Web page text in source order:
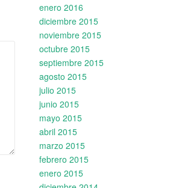
enero 2016
diciembre 2015
noviembre 2015
octubre 2015
septiembre 2015
agosto 2015
julio 2015
junio 2015
mayo 2015
abril 2015
marzo 2015
febrero 2015
enero 2015